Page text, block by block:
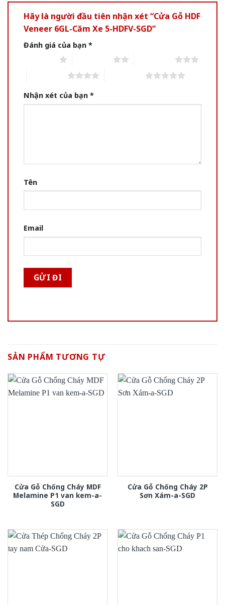
Hãy là người đầu tiên nhận xét “Cửa Gỗ HDF
Veneer 6GL-Căm Xe 5-HDFV-SGD”
Đánh giá của bạn *
Nhận xét của bạn *
Tên
Email
SẢN PHẨM TƯƠNG TỰ
Cửa Gỗ Chống Cháy MDF
Melamine P1 van kem-a-
SGD
Cửa Gỗ Chống Cháy 2P
Sơn Xám-a-SGD